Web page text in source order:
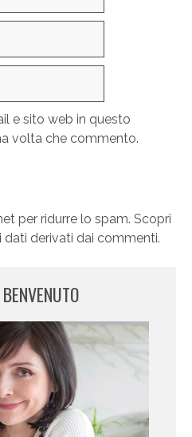
e sito web in questo
volta che commento.
per ridurre lo spam. Scopri
derivati dai commenti.